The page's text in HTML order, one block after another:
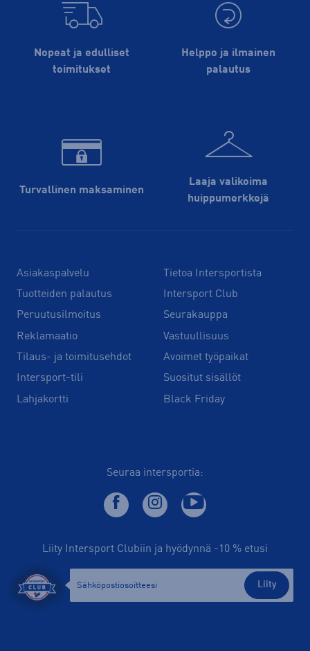
Nopeat ja edulliset
toimitukset
Helppo ja ilmainen
palautus
Turvallinen maksaminen
Laaja valikoima
huippu­merkkejä
Asiakaspalvelu
Tuotteiden palautus
Peruutusilmoitus
Reklamaatio
Tilaus- ja toimitusehdot
Intersport-tili
Lahjakortti
Tietoa Intersportista
Intersport Club
Seurakauppa
Vastuullisuus
Avoimet työpaikat
Suositut sisällöt
Black Friday
Seuraa intersportia:
Liity Intersport Clubiin ja hyödynnä -10 % etusi
Liity